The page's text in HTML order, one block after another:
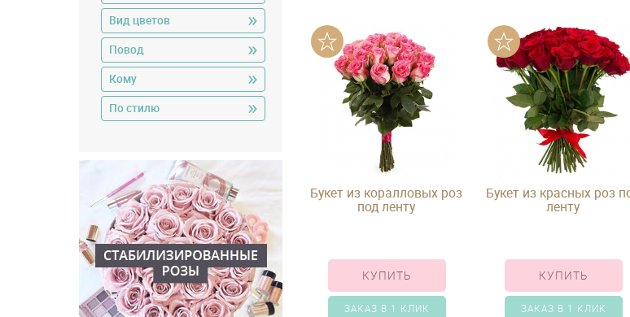
Вид цветов
Повод
Кому
По стилю
Букет из коралловых роз
под ленту
КУПИТЬ
ЗАКАЗ В 1 КЛИК
Букет из красных роз
ленту
КУПИТЬ
ЗАКАЗ В 1 КЛИК